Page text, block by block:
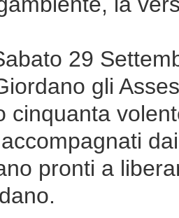
29
gli
cinquanta
pronti a